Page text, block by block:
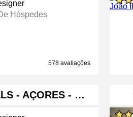
Hóspedes
578 avaliações
- AÇORES - …